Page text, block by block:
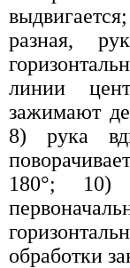
разная,
линии
зажимают
8) рука
180°; 10)
обработки